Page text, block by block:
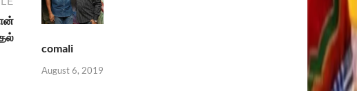
comali
August 6, 2019